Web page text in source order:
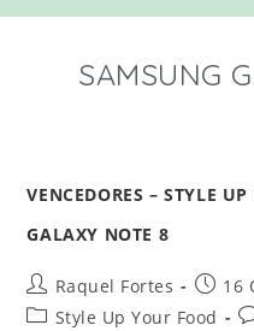
SAMSUNG
VENCEDORES – STYLE
GALAXY NOTE 8
Raquel Fortes
16
Style Up Your Food